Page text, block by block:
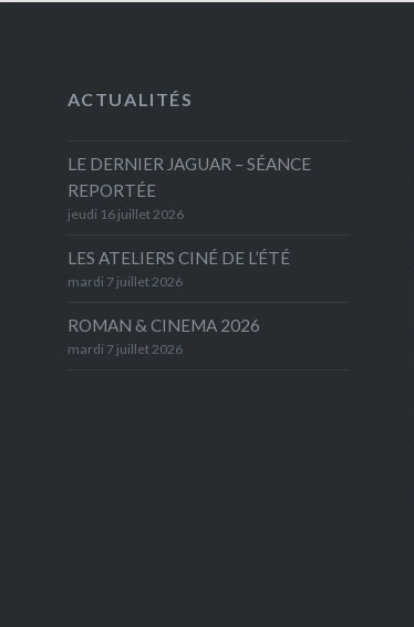
ACTUALITÉS
LE DERNIER JAGUAR – SÉANCE
REPORTÉE
jeudi 16 juillet 2026
LES ATELIERS CINÉ DE L’ÉTÉ
mardi 7 juillet 2026
ROMAN & CINEMA 2026
mardi 7 juillet 2026